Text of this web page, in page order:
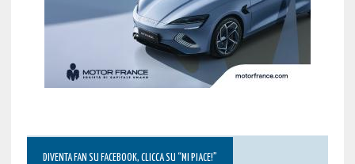
DIVENTA FAN SU FACEBOOK, CLICCA SU “MI PIACE!”